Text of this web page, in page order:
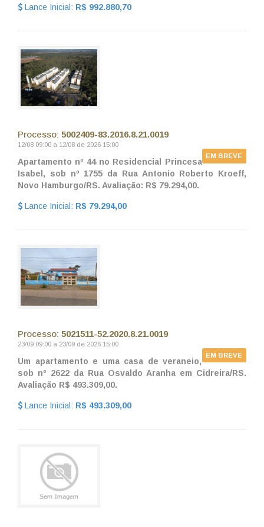
Lance Inicial: R$ 992.880,70
Processo: 5002409-83.2016.8.21.0019
12/08 09:00 a 12/08 de 2026 15:00
EM BREVE
Apartamento nº 44 no Residencial Princesa
Isabel, sob nº 1755 da Rua Antonio Roberto Kroeff,
Novo Hamburgo/RS. Avaliação: R$ 79.294,00.
Lance Inicial: R$ 79.294,00
Processo: 5021511-52.2020.8.21.0019
23/09 09:00 a 23/09 de 2026 15:00
EM BREVE
Um apartamento e uma casa de veraneio,
sob nº 2622 da Rua Osvaldo Aranha em Cidreira/RS.
Avaliação R$ 493.309,00.
Lance Inicial: R$ 493.309,00